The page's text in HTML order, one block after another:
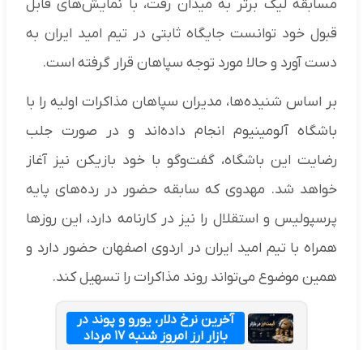
مسابقه لیگ برتر به میدان رفت، با نمایش‌های قابل
قبول خود توانست جایگاه ثابتی در تیم امید ایران به
دست آورد و حالا مورد توجه سپاهان قرار گرفته است.
بر اساس شنیده‌ها، مدیران سپاهان مذاکرات اولیه را با
باشگاه آلومینیوم انجام داده‌اند و در صورت جلب
رضایت این باشگاه، گفت‌وگو با خود بازیکن نیز آغاز
خواهد شد. مهدوی که سابقه حضور در رده‌های پایه
پرسپولیس و استقلال را نیز در کارنامه دارد، این روزها
همراه با تیم امید ایران در اردوی اصفهان حضور دارد و
همین موضوع می‌تواند روند مذاکرات را تسهیل کند.
آخرین نرخ دلار، یورو و پوند در
بازار ارز امروز شنبه ۱۷ مرداد